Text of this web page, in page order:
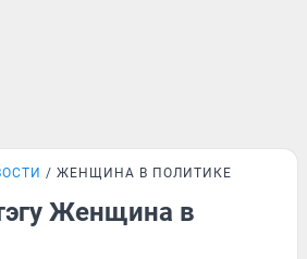
ЖЕНЩИНА В ПОЛИТИКЕ
Женщина в